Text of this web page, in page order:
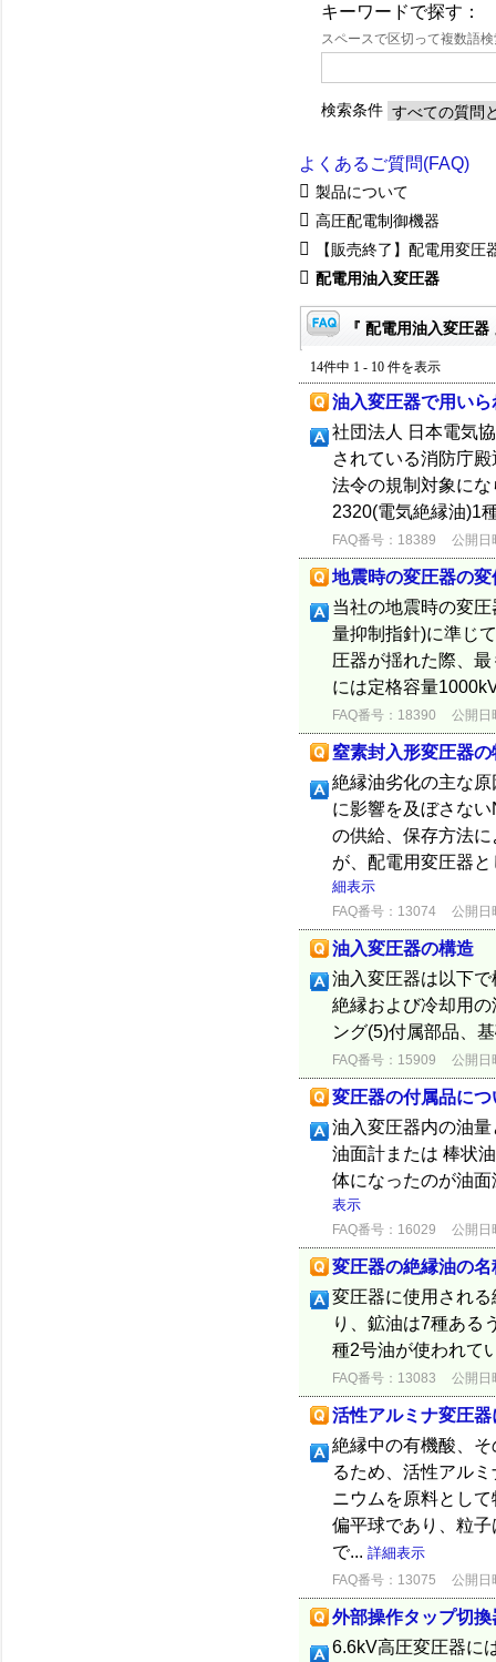
キーワードで探す：
スペースで区切って複数語
検索条件
よくあるご質問(FAQ)
製品について
高圧配電制御機器
【販売終了】配電用変圧
配電用油入変圧器
『 配電用油入変圧
14件中 1 - 10 件を表示
油入変圧器で用い
社団法人 日本電気
されている消防庁
法令の規制対象に
2320(電気絶縁油)1
FAQ番号：18389 公開日
地震時の変圧器の
当社の地震時の変
量抑制指針)に準じ
圧器が揺れた際、
には定格容量
FAQ番号：18390 公開日
窒素封入形変圧器
絶縁油劣化の主な
に影響を及ぼさな
の供給、保存方法
が、配電用変圧器
細表示
FAQ番号：13074 公開日
油入変圧器の構造
油入変圧器は以下
絶縁および冷却用
ング(5)付属部品、
FAQ番号：15909 公開日
変圧器の付属品に
油入変圧器内の油
油面計または 棒状
体になったのが油
表示
FAQ番号：16029 公開日
変圧器の絶縁油の
変圧器に使用され
り、鉱油は7種ある
種2号油が使われて
FAQ番号：13083 公開日
活性アルミナ変圧器
絶縁中の有機酸、
るため、活性アル
ニウムを原料とし
偏平球であり、粒
で... 詳細表示
FAQ番号：13075 公開日
外部操作タップ切
6.6kV高圧変圧器に